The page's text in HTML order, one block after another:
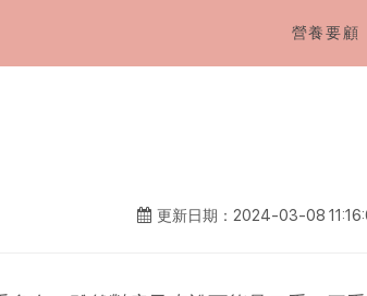
營養要顧
更新日期：2024-03-08